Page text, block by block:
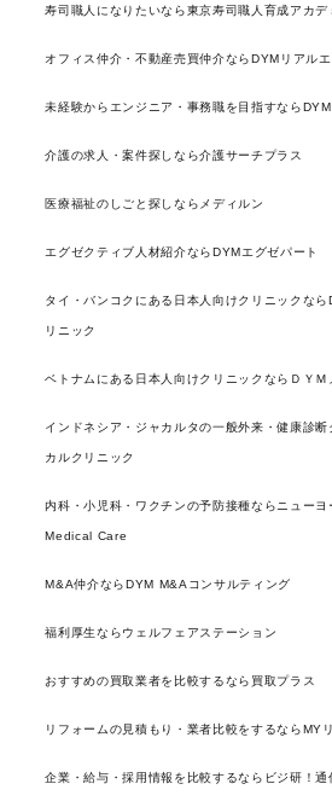
寿司職人になりたいなら東京寿司職人育成アカデ
オフィス仲介・不動産売買仲介ならDYMリアル
未経験からエンジニア・事務職を目指すなら
介護の求人・案件探しなら介護サーチプラス
医療福祉のしごと探しならメディルン
エグゼクティブ人材紹介ならDYMエグゼパート
タイ・バンコクにある日本人向けクリニックな
リニック
ベトナムにある日本人向けクリニックならＤＹＭ
インドネシア・ジャカルタの一般外来・健康診
カルクリニック
内科・小児科・ワクチンの予防接種ならニュー
Medical Care
M&A仲介ならDYM M&Aコンサルティング
福利厚生ならウェルフェアステーション
おすすめの買取業者を比較するなら買取プラス
リフォームの見積もり・業者比較をするならMY
企業・給与・採用情報を比較するならビジ研！通